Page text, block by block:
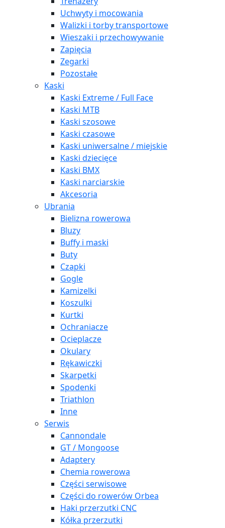
Uchwyty i mocowania
Walizki i torby transportowe
Wieszaki i przechowywanie
Zapięcia
Zegarki
Pozostałe
Kaski
Kaski Extreme / Full Face
Kaski MTB
Kaski szosowe
Kaski czasowe
Kaski uniwersalne / miejskie
Kaski dziecięce
Kaski BMX
Kaski narciarskie
Akcesoria
Ubrania
Bielizna rowerowa
Bluzy
Buffy i maski
Buty
Czapki
Gogle
Kamizelki
Koszulki
Kurtki
Ochraniacze
Ocieplacze
Okulary
Rękawiczki
Skarpetki
Spodenki
Triathlon
Inne
Serwis
Cannondale
GT / Mongoose
Adaptery
Chemia rowerowa
Części serwisowe
Części do rowerów Orbea
Haki przerzutki CNC
Kółka przerzutki